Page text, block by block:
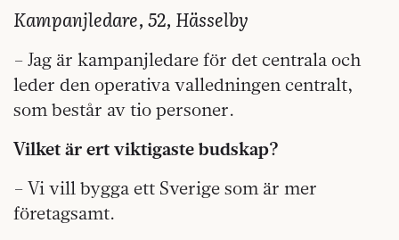
Kampanjledare, 52, Hässelby
– Jag är kampanjledare för det centrala och
leder den operativa valledningen centralt,
som består av tio personer.
Vilket är ert viktigaste budskap?
– Vi vill bygga ett Sverige som är mer
företagsamt.